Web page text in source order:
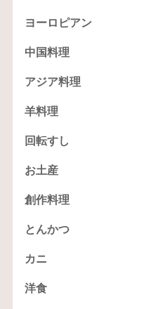
ヨーロピアン
中国料理
アジア料理
羊料理
回転すし
お土産
創作料理
とんかつ
カニ
洋食